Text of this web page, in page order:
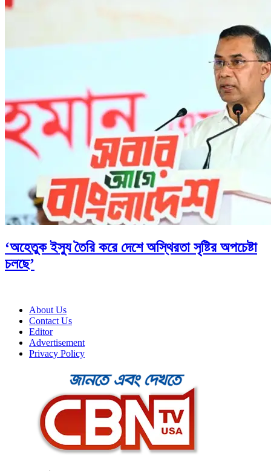
‘অহেতুক ইস্যু তৈরি করে দেশে অস্থিরতা সৃষ্টির অপচেষ্টা
চলছে’
About Us
Contact Us
Editor
Advertisement
Privacy Policy